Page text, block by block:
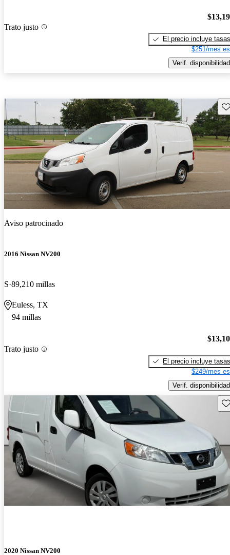
Trato justo
El precio incluye tasas
$251/mes
Verif. disponibilidad
Aviso patrocinado
2016 Nissan NV200
S 89,210 millas
Euless, TX
94 millas
Trato justo
El precio incluye tasas
$249/mes
Verif. disponibilidad
2020 Nissan NV200